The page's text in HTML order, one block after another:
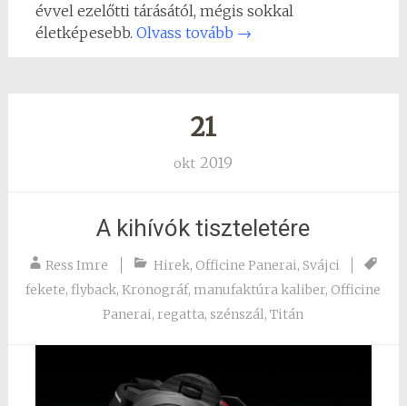
évvel ezelőtti tárásától, mégis sokkal
életképesebb. Olvass tovább →
21
okt 2019
A kihívók tiszteletére
Ress Imre Hirek, Officine Panerai, Svájci
fekete,flyback,Kronográf, manufaktúra kaliber, Officine
Panerai, regatta,szénszál,Titán